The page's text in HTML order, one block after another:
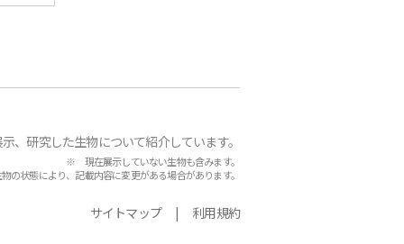
、研究した生物について紹介しています。
※ 現在展示していない生物も含みます。
状態により、記載内容に変更がある場合があります。
サイトマップ 利用規約